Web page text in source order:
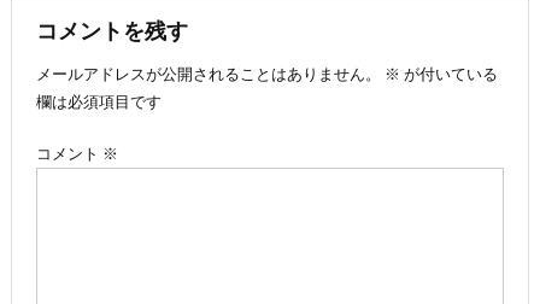
ナ
ビ
ゲ
コメントを残す
メールアドレスが公開されることはありません。
※ が付いている
欄は必須項目です
コメント ※